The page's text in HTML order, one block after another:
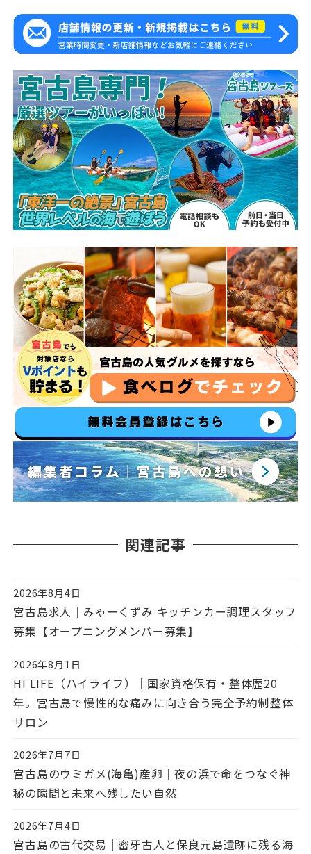
関連記事
投稿日
2026年8月4日
宮古島求人｜みゃーくずみ キッチンカー調理スタッフ
募集【オープニングメンバー募集】
投稿日
2026年8月1日
HI LIFE（ハイライフ）｜国家資格保有・整体歴20
年。宮古島で慢性的な痛みに向き合う完全予約制整体
サロン
投稿日
2026年7月7日
宮古島のウミガメ(海亀)産卵｜夜の浜で命をつなぐ神
秘の瞬間と未来へ残したい自然
投稿日
2026年7月4日
宮古島の古代交易｜密牙古人と保良元島遺跡に残る海